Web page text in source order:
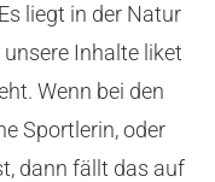
liegt in der Natur
Inhalte liket
Wenn bei den
Sportlerin, oder
dann fällt das auf